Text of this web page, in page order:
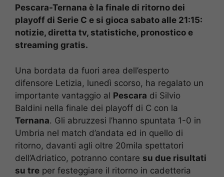
Pescara-Ternana è la finale di ritorno dei
playoff di Serie C e si gioca sabato alle 21:15:
notizie, diretta tv, statistiche, pronostico e
streaming gratis.
Una bordata da fuori area dell’esperto
difensore Letizia, lunedì scorso, ha regalato un
importante vantaggio al Pescara di Silvio
Baldini nella finale dei playoff di C con la
Ternana. Gli abruzzesi l’hanno spuntata 1-0 in
Umbria nel match d’andata ed in quello di
ritorno, davanti agli oltre 20mila spettatori
dell’Adriatico, potranno contare su due risultati
su tre per festeggiare il ritorno in cadetteria